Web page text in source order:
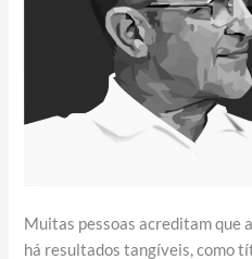
Muitas pessoas acreditam que
há resultados tangíveis, como